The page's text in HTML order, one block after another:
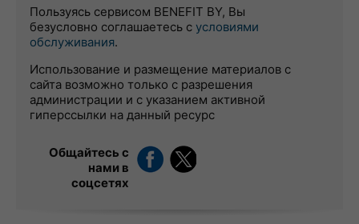
Пользуясь сервисом BENEFIT BY, Вы
безусловно соглашаетесь с условиями
обслуживания.
Использование и размещение материалов с
сайта возможно только с разрешения
администрации и с указанием активной
гиперссылки на данный ресурс
Общайтесь с
нами в
соцсетях